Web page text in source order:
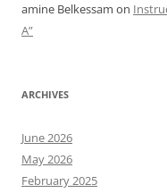
amine Belkessam on
A”
ARCHIVES
June 2026
May 2026
February 2025